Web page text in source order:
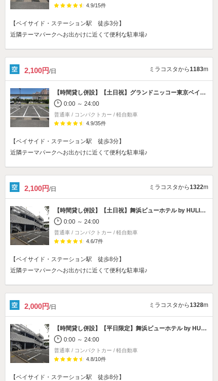
4.9/15件
【ベイサイド・ステーション駅 徒歩3分】
近隣テーマパークへお出かけに近くて便利な駐車場♪
2,100円/日 ミラコスタから1183m
【時間貸し併設】
【土日祝】グランドニッコー東京ベイ舞浜ホテル駐車場
0:00 ～ 24:00
普通車 / コンパクトカー / 軽自動車
4.9/35件
【ベイサイド・ステーション駅 徒歩3分】
近隣テーマパークへお出かけに近くて便利な駐車場♪
2,100円/日 ミラコスタから1322m
【時間貸し併設】
【土日祝】舞浜ビューホテル by HULIC駐車場
0:00 ～ 24:00
普通車 / コンパクトカー / 軽自動車
4.6/7件
【ベイサイド・ステーション駅 徒歩8分】
近隣テーマパークへお出かけに近くて便利な駐車場♪
2,000円/日 ミラコスタから1328m
【時間貸し併設】
【平日限定】舞浜ビューホテル by HULIC駐車場
0:00 ～ 24:00
普通車 / コンパクトカー / 軽自動車
4.8/10件
【ベイサイド・ステーション駅 徒歩8分】